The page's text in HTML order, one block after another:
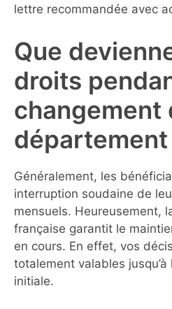
lettre recommandée avec
Que
droits
changement
département
Généralement, les
interruption soudaine de
mensuels. Heureusement,
française garantit le
en cours. En effet, vos
totalement valables jusqu’à
initiale.